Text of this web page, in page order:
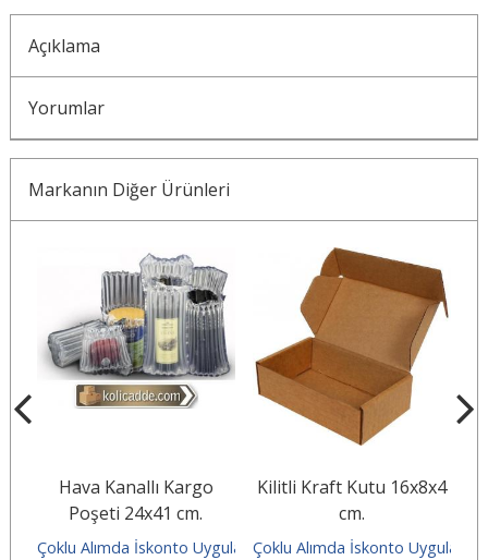
Açıklama
Yorumlar
Markanın Diğer Ürünleri
Hava Kanallı Kargo
Poşeti 24x41 cm.
Çoklu Alımda İskonto Uygulanır
Kilitli Kraft Kutu 16x8x4
cm.
Çoklu Alımda İskonto Uygulanır